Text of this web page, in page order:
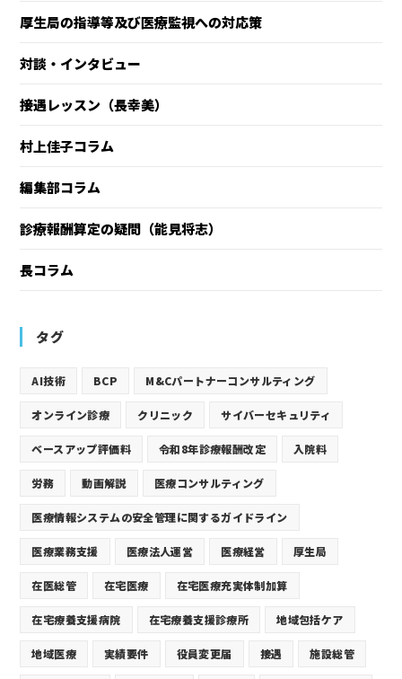
厚生局の指導等及び医療監視への対応策
対談・インタビュー
接遇レッスン（長幸美）
村上佳子コラム
編集部コラム
診療報酬算定の疑問（能見将志）
長コラム
タグ
AI技術 BCP M&Cパートナーコンサルティング
オンライン診療 クリニック サイバーセキュリティ
ベースアップ評価料 令和8年診療報酬改定 入院料
労務 動画解説 医療コンサルティング
医療情報システムの安全管理に関するガイドライン
医療業務支援 医療法人運営 医療経営 厚生局
在医総管 在宅医療 在宅医療充実体制加算
在宅療養支援病院 在宅療養支援診療所 地域包括ケア
地域医療 実績要件 役員変更届 接遇 施設総管